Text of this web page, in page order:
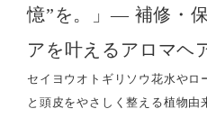
憶”を。」— 補修・
アを叶えるアロマヘ
セイヨウオトギリソウ花水や
と頭皮をやさしく整える植物